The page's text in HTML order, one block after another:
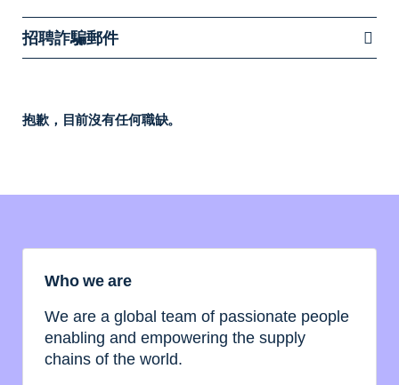
招聘詐騙郵件
抱歉，目前沒有任何職缺。
Who we are
We are a global team of passionate people
enabling and empowering the supply
chains of the world.